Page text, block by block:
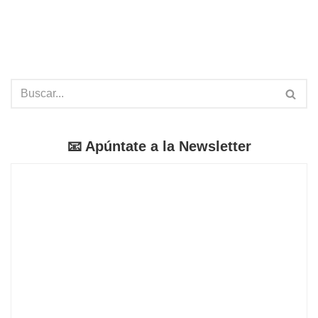
📧 Apúntate a la Newsletter